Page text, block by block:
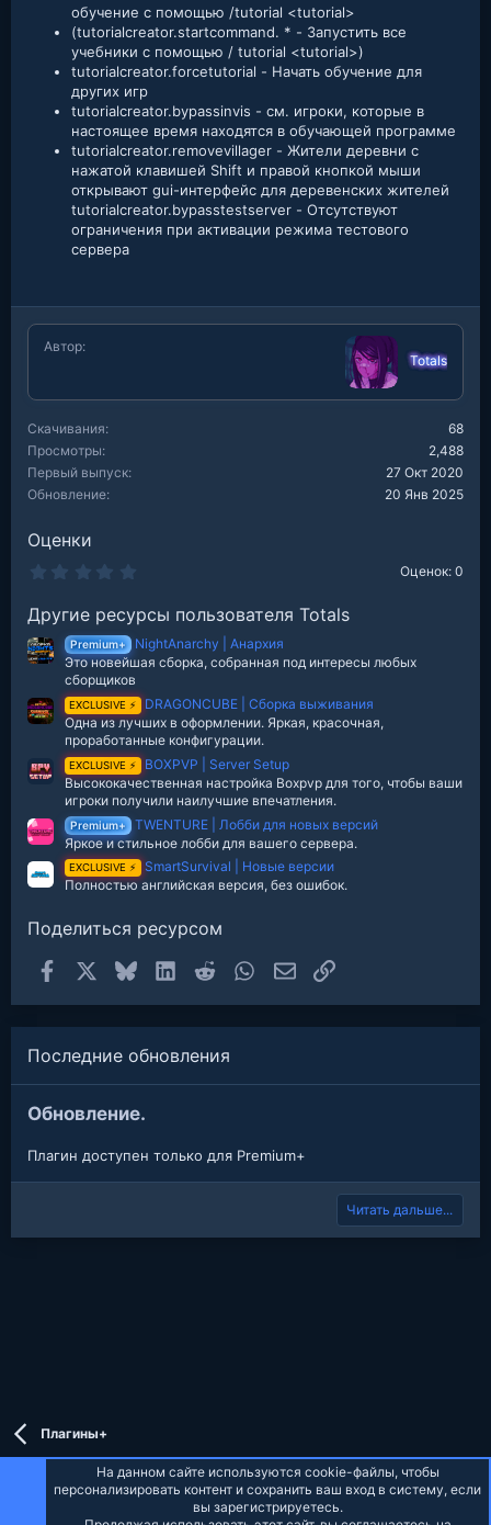
обучение с помощью /tutorial <tutorial>
(tutorialcreator.startcommand. * - Запустить все
учебники с помощью / tutorial <tutorial>)
tutorialcreator.forcetutorial - Начать обучение для
других игр
tutorialcreator.bypassinvis - см. игроки, которые в
настоящее время находятся в обучающей программе
tutorialcreator.removevillager - Жители деревни с
нажатой клавишей Shift и правой кнопкой мыши
открывают gui-интерфейс для деревенских жителей
tutorialcreator.bypasstestserver - Отсутствуют
ограничения при активации режима тестового
сервера
Автор
Totals
Скачивания
68
Просмотры
2,488
Первый выпуск
27 Окт 2020
Обновление
20 Янв 2025
Оценки
0
з
в
е
д
Оценок: 0
Другие ресурсы пользователя Totals
Premium+
NightAnarchy | Анархия
Это новейшая сборка, собранная под интересы любых
сборщиков
EXCLUSIVE ⚡
DRAGONCUBE | Сборка выживания
Одна из лучших в оформлении. Яркая, красочная,
проработанные конфигурации.
EXCLUSIVE ⚡
BOXPVP | Server Setup
Высококачественная настройка Boxpvp для того, чтобы ваши
игроки получили наилучшие впечатления.
Premium+
TWENTURE | Лобби для новых версий
Яркое и стильное лобби для вашего сервера.
EXCLUSIVE ⚡
SmartSurvival | Новые версии
Полностью английская версия, без ошибок.
Поделиться ресурсом
Facebook Bluesky LinkedInReddit WhatsAppЭлектронная почта
Ссылка
Последние обновления
Обновление.
Плагин доступен только для Premium+
Читать дальше...
Плагины+
На данном сайте используются cookie-файлы, чтобы
персонализировать контент и сохранить ваш вход в систему, если
вы зарегистрируетесь.